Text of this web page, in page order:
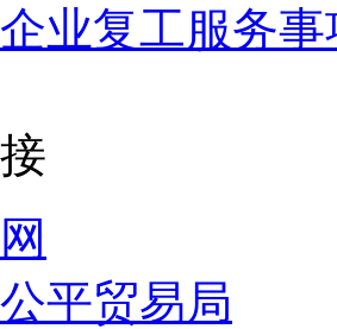
业复工服务
平贸易局